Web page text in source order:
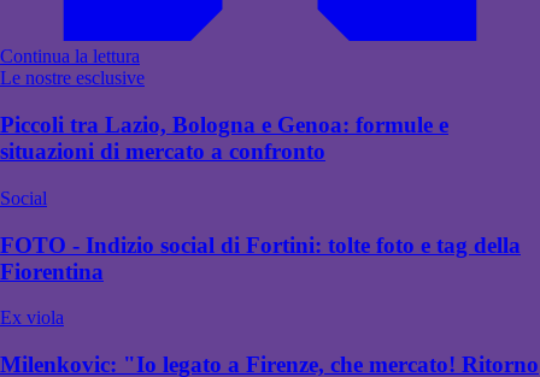
Continua la lettura
Le nostre esclusive
Piccoli tra Lazio, Bologna e Genoa: formule e
situazioni di mercato a confronto
Social
FOTO - Indizio social di Fortini: tolte foto e tag della
Fiorentina
Ex viola
Milenkovic: "Io legato a Firenze, che mercato! Ritorno